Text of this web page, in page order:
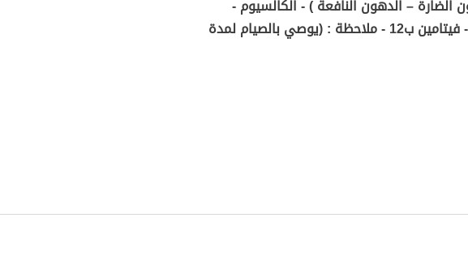
الضارة – الدهون النافعة ) - الكالسيوم -
تحليل النقرس - سرعة ترسيب الدم - تحليل البول - فيتامين د - الغدة الدرقية - فيتامين ب12 - ملاحظة : (يوصي بالصيام لمدة